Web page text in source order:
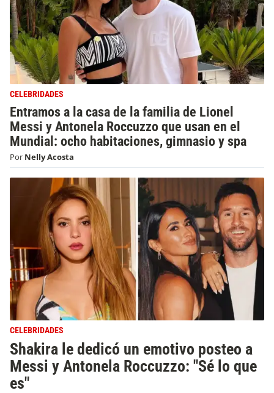
CELEBRIDADES
Entramos a la casa de la familia de Lionel
Messi y Antonela Roccuzzo que usan en el
Mundial: ocho habitaciones, gimnasio y spa
Por Nelly Acosta
CELEBRIDADES
Shakira le dedicó un emotivo posteo a
Messi y Antonela Roccuzzo: "Sé lo que
es"